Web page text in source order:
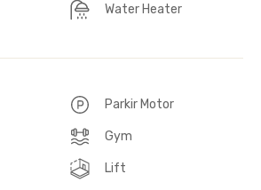
Water Heater
Parkir Motor
Gym
Lift